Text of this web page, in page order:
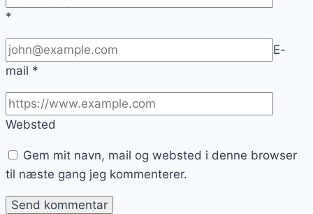
*
E-
mail *
Websted
Gem mit navn, mail og websted i denne browser
til næste gang jeg kommenterer.